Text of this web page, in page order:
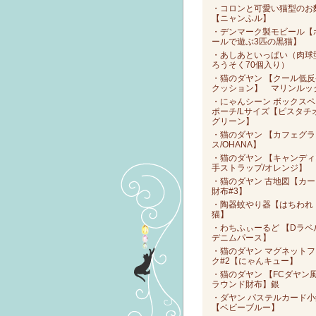
・コロンと可愛い猫型のお
【ニャンふル】
・デンマーク製モビール【
ールで遊ぶ3匹の黒猫】
・あしあといっぱい（肉球
ろうそく70個入り）
・猫のダヤン 【クール低
クッション】 マリンルッ
・にゃんシーン ボックス
ポーチ/Lサイズ【ピスタチ
グリーン】
・猫のダヤン 【カフェグラ
ス/OHANA】
・猫のダヤン 【キャンディ
手ストラップ/オレンジ】
・猫のダヤン 古地図【カ
財布#3】
・陶器蚊やり器【はちわれ
猫】
・わちふぃーるど 【Dラベ
デニムパース】
・猫のダヤン マグネットフ
ク#2【にゃんキュー】
・猫のダヤン 【FCダヤン
ラウンド財布】銀
・ダヤン パステルカード
【ベビーブルー】